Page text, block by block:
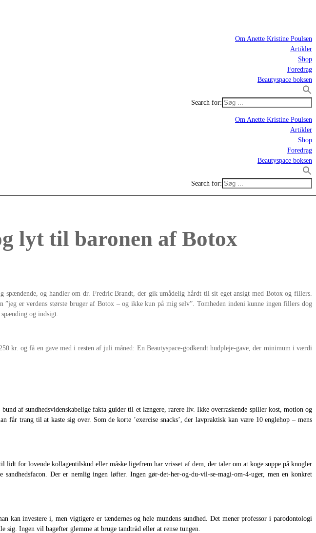
Om Anette Kristine Poulsen
Artikler
Shop
Foredrag
Beautyspace boksen
Search for:
Om Anette Kristine Poulsen
Artikler
Shop
Foredrag
Beautyspace boksen
Search for:
lyt til baronen af Botox
og handler om dr. Fredric Brandt, der gik umådelig hårdt til sit eget ansigt med Botox og fillers.
”jeg er verdens største bruger af Botox – og ikke kun på mig selv”. Tomheden indeni kunne ingen fillers dog
og indsigt.
kr. og få en gave med i resten af juli måned: En Beautyspace-godkendt hudpleje-gave, der minimum i værdi
af sundhedsvidenskabelige fakta guider til et længere, rarere liv. Ikke overraskende spiller kost, motion og
trang til at kaste sig over. Som de korte ’exercise snacks’, der lavpraktisk kan være 10 englehop – mens
for lovende kollagentilskud eller måske ligefrem har vrisset af dem, der taler om at koge suppe på knogler
Der er nemlig ingen løfter. Ingen gør-det-her-og-du-vil-se-magi-om-4-uger, men en konkret
investere i, men vigtigere er tændernes og hele mundens sundhed. Det mener professor i parodontologi
Ingen vil bagefter glemme at bruge tandtråd eller at rense tungen.